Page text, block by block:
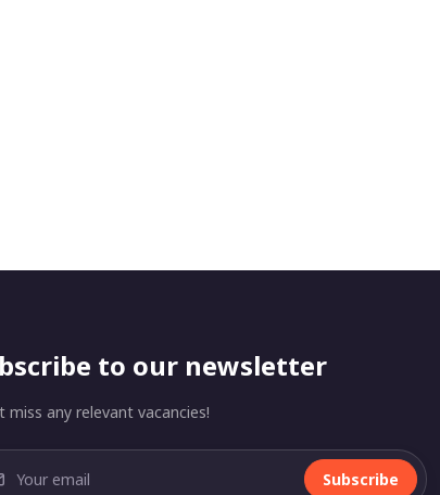
to our newsletter
miss any relevant vacancies!
Subscribe